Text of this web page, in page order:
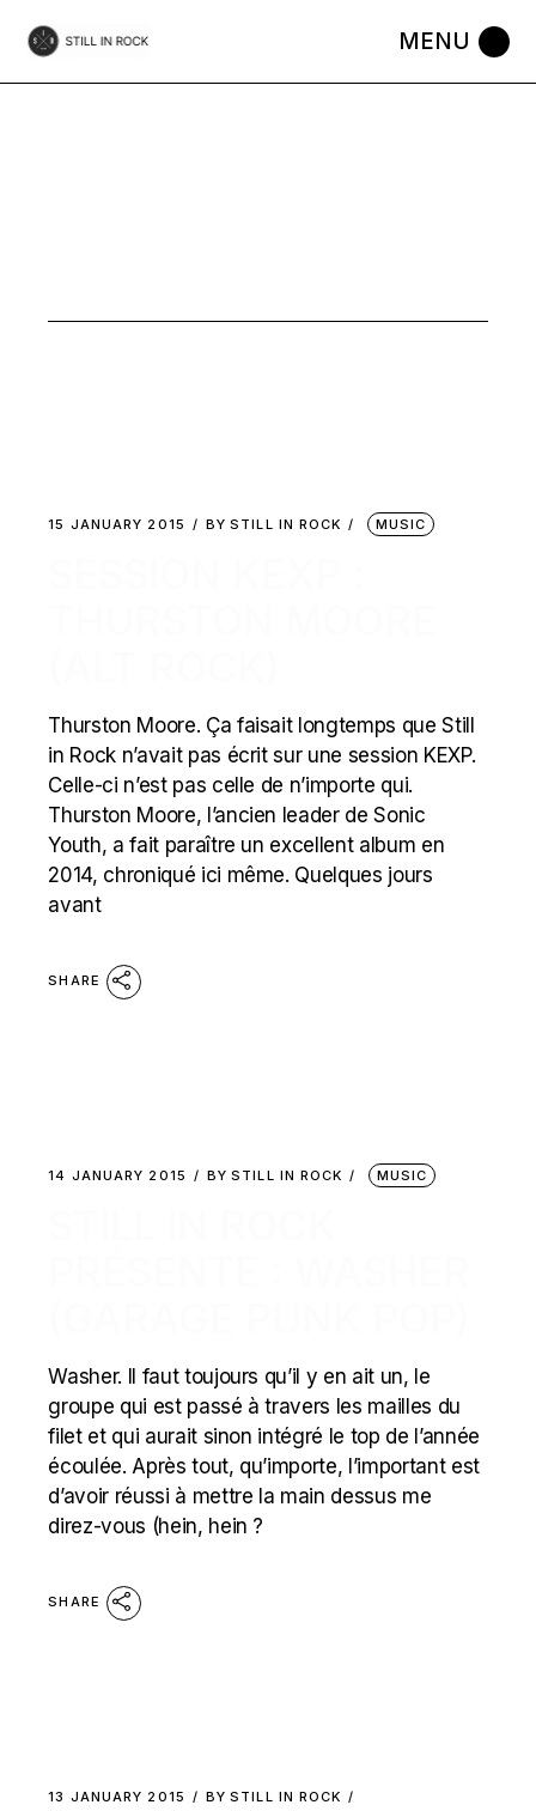
the
15 JANUARY 2015 BY STILL IN ROCK MUSIC
Thurston Moore. Ça faisait longtemps que Still
in Rock n’avait pas écrit sur une session KEXP.
Celle-ci n’est pas celle de n’importe qui.
Thurston Moore, l’ancien leader de Sonic
Youth, a fait paraître un excellent album en
2014, chroniqué ici même. Quelques jours
avant
SHARE
14 JANUARY 2015 BY STILL IN ROCK MUSIC
Washer. Il faut toujours qu’il y en ait un, le
groupe qui est passé à travers les mailles du
filet et qui aurait sinon intégré le top de l’année
écoulée. Après tout, qu’importe, l’important est
d’avoir réussi à mettre la main dessus me
direz-vous (hein, hein ?
SHARE
13 JANUARY 2015 BY STILL IN ROCK